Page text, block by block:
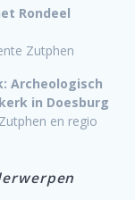
Rondeel
Zutphen
Archeologisch
in Doesburg
en regio